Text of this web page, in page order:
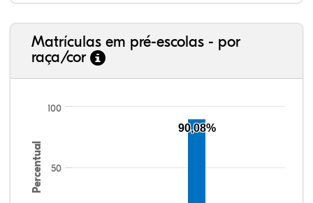
Matrículas em pré-escolas - por
raça/cor
Percentual 50
100
90,08%